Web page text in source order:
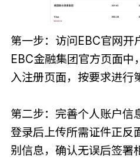
第一步：访问EBC官网开
EBC金融集团官方页面中
入注册页面，按要求进行
第二步：完善个人账户信
登录后上传所需证件正反
别信息，确认无误后签署